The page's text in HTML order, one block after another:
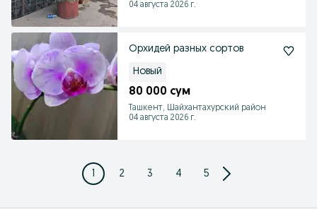
04 августа 2026 г.
Орхидей разных сортов
Новый
80 000 сум
Ташкент, Шайхантахурский район
04 августа 2026 г.
1 2 3 4 5